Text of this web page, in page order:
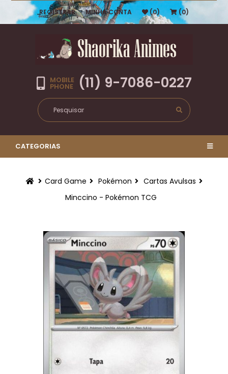
REGISTRAR MINHA CONTA (0) (0)
MOBILE
PHONE (11) 9-7086-0227
CATEGORIAS
Card Game Pokémon
Cartas Avulsas
Minccino - Pokémon TCG